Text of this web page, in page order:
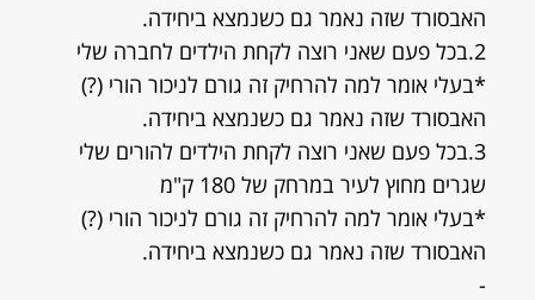
האבסורד שזה נאמר גם כשנמצא ביחידה.
2.בכל פעם שאני רוצה לקחת הילדים לחברה שלי
*בעלי אומר למה להרחיק זה גורם לניכור הורי (?)
האבסורד שזה נאמר גם כשנמצא ביחידה.
3.בכל פעם שאני רוצה לקחת הילדים להורים שלי
שגרים מחוץ לעיר במרחק של 180 ק"מ
*בעלי אומר למה להרחיק זה גורם לניכור הורי (?)
האבסורד שזה נאמר גם כשנמצא ביחידה.
-